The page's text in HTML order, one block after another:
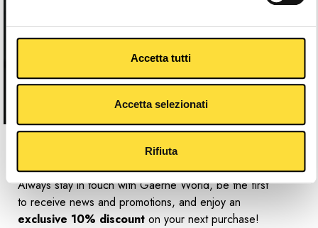
Accetta tutti
Accetta selezionati
Rifiuta
Always stay in touch with Gaerne World, be the first
to receive news and promotions, and enjoy an
exclusive 10% discount on your next purchase!